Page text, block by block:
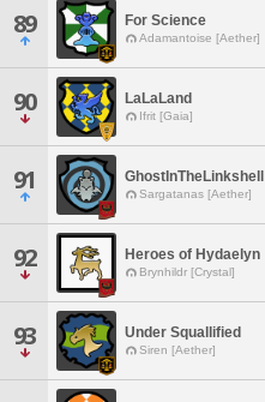
89 For Science
Adamantoise [Aether]
90 LaLaLand
Ifrit [Gaia]
91 GhostInTheLinkshell
Sargatanas [Aether]
92 Heroes of Hydaelyn
Brynhildr [Crystal]
93 Under Squallified
Siren [Aether]